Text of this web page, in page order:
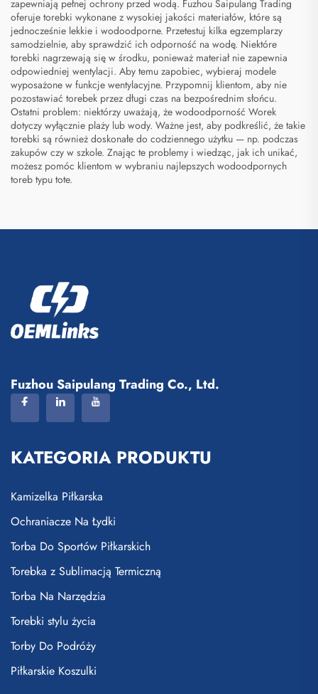
zapewniają pełnej ochrony przed wodą. Fuzhou Saipulang Trading
oferuje torebki wykonane z wysokiej jakości materiałów, które są
jednocześnie lekkie i wodoodporne. Przetestuj kilka egzemplarzy
samodzielnie, aby sprawdzić ich odporność na wodę. Niektóre
torebki nagrzewają się w środku, ponieważ materiał nie zapewnia
odpowiedniej wentylacji. Aby temu zapobiec, wybieraj modele
wyposażone w funkcje wentylacyjne. Przypomnij klientom, aby nie
pozostawiać torebek przez długi czas na bezpośrednim słońcu.
Ostatni problem: niektórzy uważają, że wodoodporność Worek
dotyczy wyłącznie plaży lub wody. Ważne jest, aby podkreślić, że takie
torebki są również doskonałe do codziennego użytku — np. podczas
zakupów czy w szkole. Znając te problemy i wiedząc, jak ich unikać,
możesz pomóc klientom w wybraniu najlepszych wodoodpornych
toreb typu tote.
Fuzhou Saipulang Trading Co., Ltd.
KATEGORIA PRODUKTU
Kamizelka Piłkarska
Ochraniacze Na Łydki
Torba Do Sportów Piłkarskich
Torebka z Sublimacją Termiczną
Torba Na Narzędzia
Torebki stylu życia
Torby Do Podróży
Piłkarskie Koszulki